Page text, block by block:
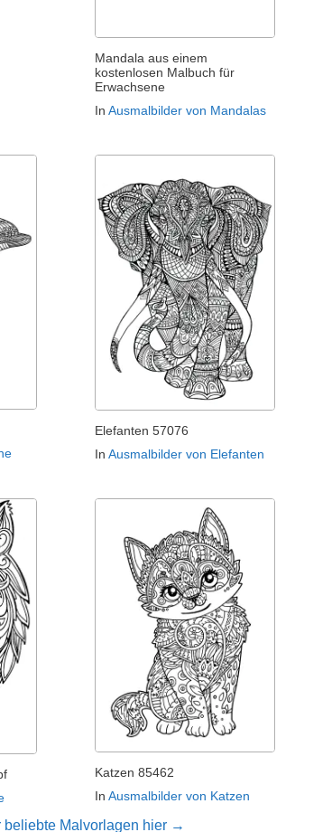
Mandala aus einem
kostenlosen Malbuch für
Erwachsene
In Ausmalbilder von Mandalas
Elefanten 57076
In Ausmalbilder von Elefanten
Katzen 85462
In Ausmalbilder von Katzen
beliebte Malvorlagen hier →